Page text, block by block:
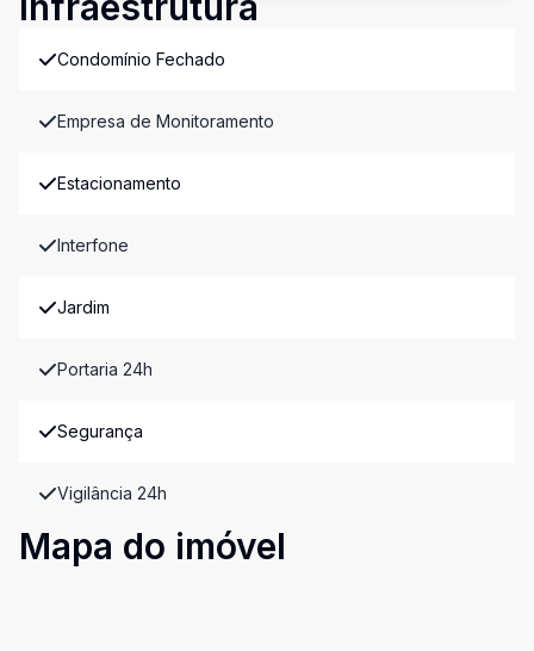
Condomínio Fechado
Empresa de Monitoramento
Estacionamento
Interfone
Jardim
Portaria 24h
Segurança
Vigilância 24h
Mapa do imóvel